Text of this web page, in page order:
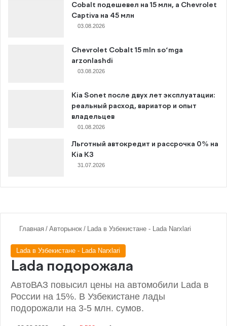
Cobalt подешевел на 15 млн, а Chevrolet
Captiva на 45 млн
03.08.2026
Chevrolet Cobalt 15 mln so‘mga
arzonlashdi
03.08.2026
Kia Sonet после двух лет эксплуатации:
реальный расход, вариатор и опыт
владельцев
01.08.2026
Льготный автокредит и рассрочка 0% на
Kia K3
31.07.2026